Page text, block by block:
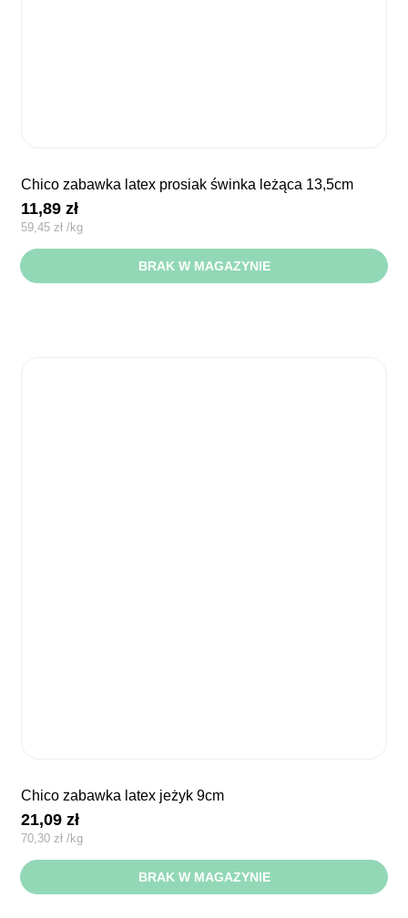
chico zabawka latex prosiak świnka leżąca 13,5cm
11,89zł
59,45zł /kg
BRAK W MAGAZYNIE
chico zabawka latex jeżyk 9cm
21,09zł
70,30 zł /kg
BRAK W MAGAZYNIE